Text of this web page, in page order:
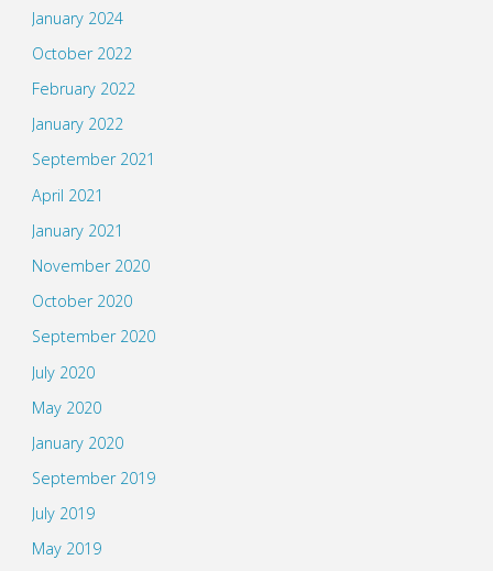
January 2024
October 2022
February 2022
January 2022
September 2021
April 2021
January 2021
November 2020
October 2020
September 2020
July 2020
May 2020
January 2020
September 2019
July 2019
May 2019